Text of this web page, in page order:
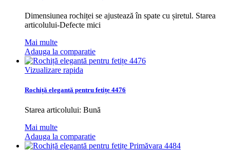
Dimensiunea rochiței se ajustează în spate cu șiretul. Starea
articolului-Defecte mici
Mai multe
Adauga la comparatie
Vizualizare rapida
Rochiță elegantă pentru fetițe 4476
Starea articolului: Bună
Mai multe
Adauga la comparatie